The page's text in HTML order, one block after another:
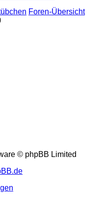
Foren-Übersicht
© phpBB Limited